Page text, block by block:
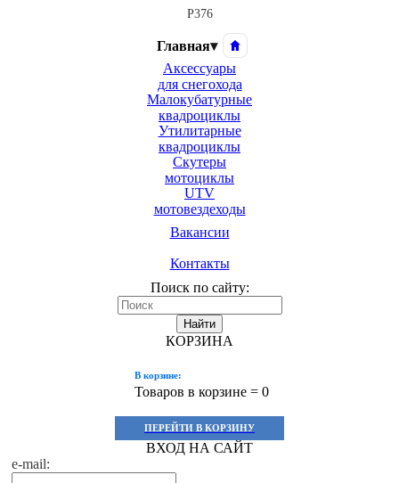
P376
Главная▾
Аксессуары
для снегохода
Малокубатурные
квадроциклы
Утилитарные
квадроциклы
Скутеры
мотоциклы
UTV
мотовездеходы
Вакансии
Контакты
Поиск по сайту:
Найти
КОРЗИНА
В корзине:
Товаров в корзине = 0
ПЕРЕЙТИ В КОРЗИНУ
ВХОД НА САЙТ
e-mail: